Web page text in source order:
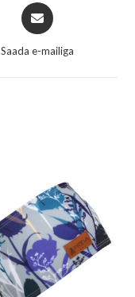
Saada e-mailiga